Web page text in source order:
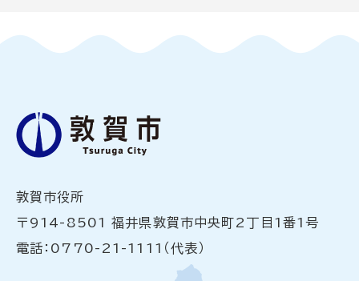
敦賀市役所
〒914-8501 福井県敦賀市中央町2丁目1番1号
電話：0770-21-1111（代表）